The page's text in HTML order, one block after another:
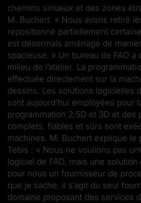
chemins sinueux et des zones
M. Buchert. « Nous avons retiré
repositionné partiellement
est désormais aménagé de
spacieuse. » Un bureau de FAO a
milieu de l’atelier. La
effectuée directement sur la
dessins. Les solutions logicielles
sont aujourd’hui employées pour
programmation 2,5D et 3D et des
complets, fiables et sûrs sont
machines. M. Buchert explique le
Tebis : « Nous ne voulions pas
logiciel de FAO, mais une
pour nous un fournisseur de
que je sache, il s’agit du seul
domaine proposant des services